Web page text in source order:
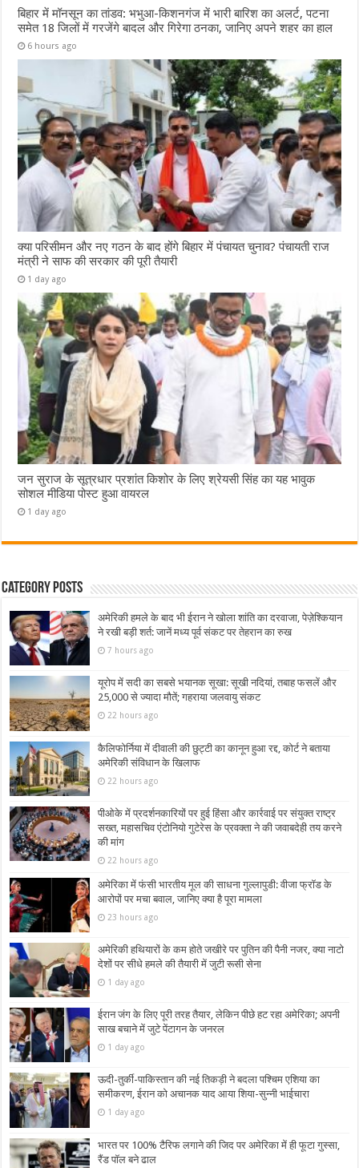
बिहार में मॉनसून का तांडव: भभुआ-किशनगंज में भारी बारिश का अलर्ट, पटना
समेत 18 जिलों में गरजेंगे बादल और गिरेगा ठनका, जानिए अपने शहर का हाल
6 hours ago
क्या परिसीमन और नए गठन के बाद होंगे बिहार में पंचायत चुनाव? पंचायती राज
मंत्री ने साफ की सरकार की पूरी तैयारी
1 day ago
जन सुराज के सूत्रधार प्रशांत किशोर के लिए श्रेयसी सिंह का यह भावुक
सोशल मीडिया पोस्ट हुआ वायरल
1 day ago
Category Posts
अमेरिकी हमले के बाद भी ईरान ने खोला शांति का दरवाजा, पेज़ेश्कियान
ने रखी बड़ी शर्त: जानें मध्य पूर्व संकट पर तेहरान का रुख
7 hours ago
यूरोप में सदी का सबसे भयानक सूखा: सूखी नदियां, तबाह फसलें और
25,000 से ज्यादा मौतें; गहराया जलवायु संकट
22 hours ago
कैलिफोर्निया में दीवाली की छुट्टी का कानून हुआ रद्द, कोर्ट ने बताया
अमेरिकी संविधान के खिलाफ
22 hours ago
पीओके में प्रदर्शनकारियों पर हुई हिंसा और कार्रवाई पर संयुक्त राष्ट्र
सख्त, महासचिव एंटोनियो गुटेरेस के प्रवक्ता ने की जवाबदेही तय करने
की मांग
22 hours ago
अमेरिका में फंसी भारतीय मूल की साधना गुल्लापुडी: वीजा फ्रॉड के
आरोपों पर मचा बवाल, जानिए क्या है पूरा मामला
23 hours ago
अमेरिकी हथियारों के कम होते जखीरे पर पुतिन की पैनी नजर, क्या नाटो
देशों पर सीधे हमले की तैयारी में जुटी रूसी सेना
1 day ago
ईरान जंग के लिए पूरी तरह तैयार, लेकिन पीछे हट रहा अमेरिका; अपनी
साख बचाने में जुटे पेंटागन के जनरल
1 day ago
ऊदी-तुर्की-पाकिस्तान की नई तिकड़ी ने बदला पश्चिम एशिया का
समीकरण, ईरान को अचानक याद आया शिया-सुन्नी भाईचारा
1 day ago
भारत पर 100% टैरिफ लगाने की जिद पर अमेरिका में ही फूटा गुस्सा,
रैंड पॉल बने ढाल